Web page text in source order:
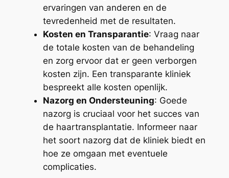
ervaringen van anderen en de
tevredenheid met de resultaten.
Kosten en Transparantie: Vraag naar
de totale kosten van de behandeling
en zorg ervoor dat er geen verborgen
kosten zijn. Een transparante kliniek
bespreekt alle kosten openlijk.
Nazorg en Ondersteuning: Goede
nazorg is cruciaal voor het succes van
de haartransplantatie. Informeer naar
het soort nazorg dat de kliniek biedt en
hoe ze omgaan met eventuele
complicaties.